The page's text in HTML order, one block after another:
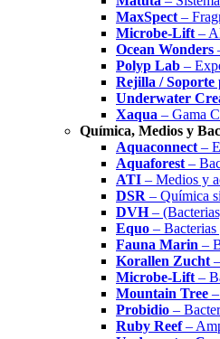
MaxSpect –
Microbe-Lift –
Ocean Wonders
Polyp Lab –
Rejilla / Soporte
Underwater
Xaqua – Gama
Química, Medios y
Aquaconnect –
Aquaforest –
ATI – Medios y
DSR – Química
DVH–
Equo –
Fauna Marin –
Korallen Zucht
Microbe-Lift –
Mountain Tree
Probidio –
Ruby Reef–